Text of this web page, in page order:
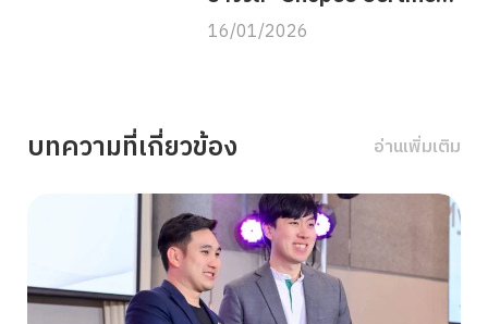
Enablers Q4 2025″
16/01/2026
บทความที่เกี่ยวข้อง อ่านเพิ่มเติม